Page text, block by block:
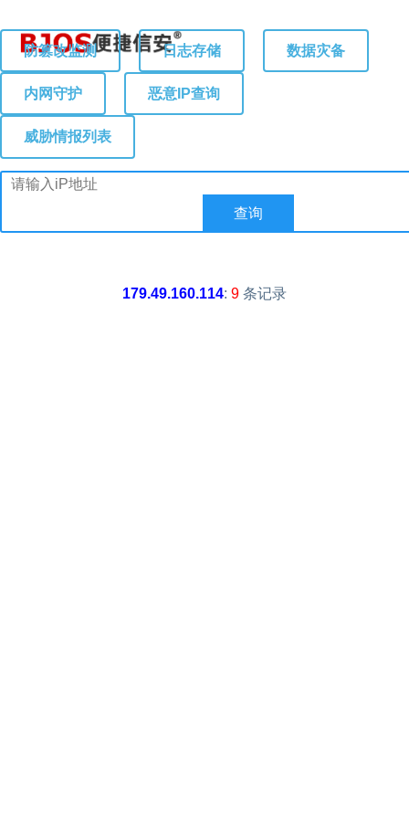
防篡改监测 日志存储 数据灾备
内网守护 恶意IP查询
威胁情报列表
179.49.160.114: 9 条记录